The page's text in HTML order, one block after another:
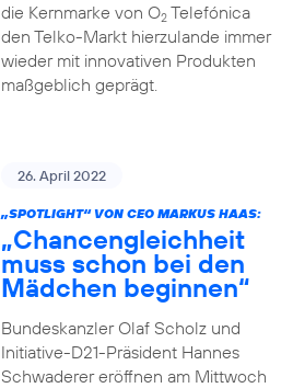
die Kernmarke von O2Telefónica
den Telko-Markt hierzulande immer
wieder mit innovativen Produkten
maßgeblich geprägt.
26. April 2022
„SPOTLIGHT“ VON CEO MARKUS HAAS:
„Chancengleichheit
muss schon bei den
Mädchen beginnen“
Bundeskanzler Olaf Scholz und
Initiative-D21-Präsident Hannes
Schwaderer eröffnen am Mittwoch